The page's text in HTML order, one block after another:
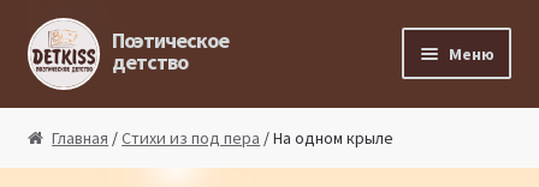
Перейти к навигации
Перейти к содержимому
Поэтическое
детство Меню
Главная /Стихи из под пера / На одном крыле